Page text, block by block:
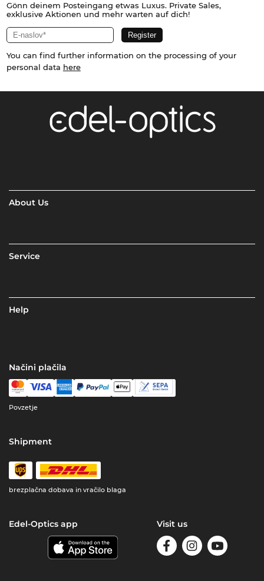
Gönn deinem Posteingang etwas Luxus. Private Sales,
exklusive Aktionen und mehr warten auf dich!
You can find further information on the processing of your
personal data here
About Us
Service
Help
Načini plačila
Povzetje
Shipment
brezplačna dobava in vračilo blaga
Edel-Optics app Visit us